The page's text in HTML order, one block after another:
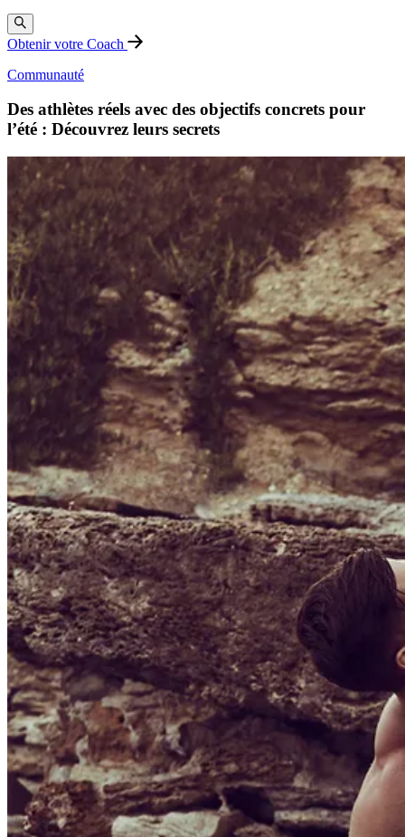
Obtenir votre Coach
Communauté
Des athlètes réels avec des objectifs concrets pour
l’été : Découvrez leurs secrets